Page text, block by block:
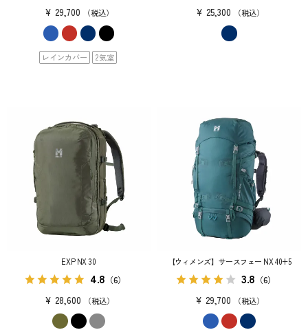
¥ 29,700 税込
レインカバー 2気室
¥ 25,300 税込
EXP NX 30
4.8 （6）
¥ 28,600 税込
【ウィメンズ】サースフェー NX 40+5
3.8 （6）
¥ 29,700 税込